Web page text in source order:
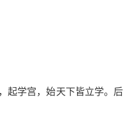
起学宫，始天下皆立学。后